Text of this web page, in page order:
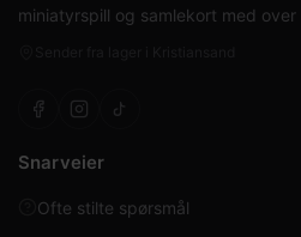
miniatyrspill og samlekort med over
Snarveier
Ofte stilte spørsmål